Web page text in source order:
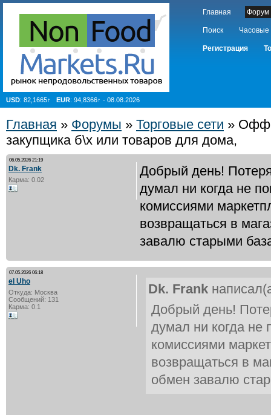
Главная Форум
Поиск Часовые
Регистрация
USD: 82,1665↑ EUR: 94,8366↑ - 08.08.2026
Главная » Форумы » Торговые сети » Офф
закупщика б\х или товаров для дома,
06.05.2026 21:19
Dk. Frank
Карма: 0.02
Добрый день!
думал ни когда не
комиссиями
возвращаться в
завалю старыми
07.05.2026 06:18
el Uho
Откуда: Москва
Сообщений: 131
Карма: 0.1
Dk. Frank
Добрый день!
думал ни когда не
комиссиями
возвращаться в
обмен завалю